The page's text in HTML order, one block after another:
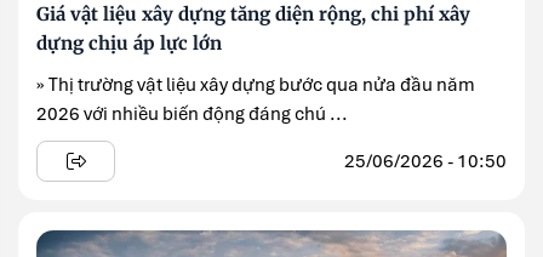
Giá vật liệu xây dựng tăng diện rộng, chi phí xây
dựng chịu áp lực lớn
» Thị trường vật liệu xây dựng bước qua nửa đầu năm
2026 với nhiều biến động đáng chú ...
25/06/2026 - 10:50